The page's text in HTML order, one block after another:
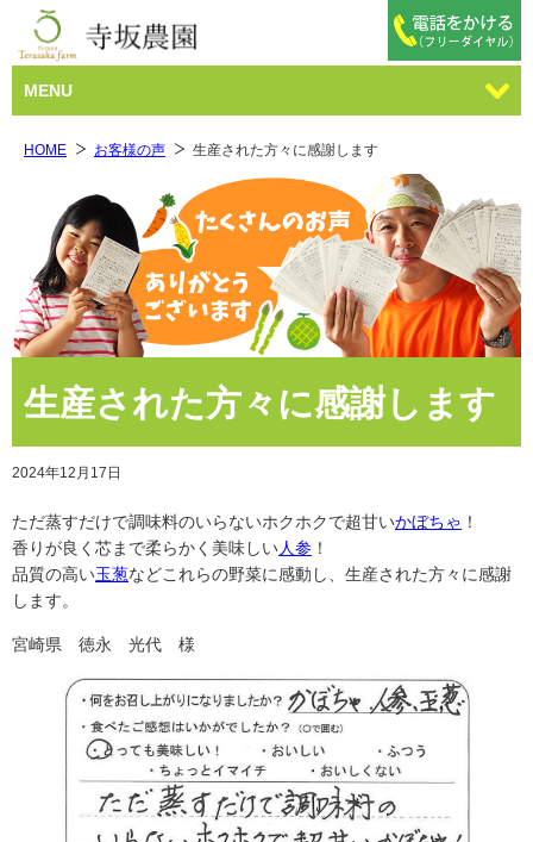
MENU
HOME お客様の声 生産された方々に感謝します
生産された方々に感謝します
2024年12月17日
ただ蒸すだけで調味料のいらないホクホクで超甘いかぼちゃ ！
香りが良く芯まで柔らかく美味しい人参 ！
品質の高い玉葱などこれらの野菜に感動し、生産された方々に感謝
します。
宮崎県 徳永 光代 様